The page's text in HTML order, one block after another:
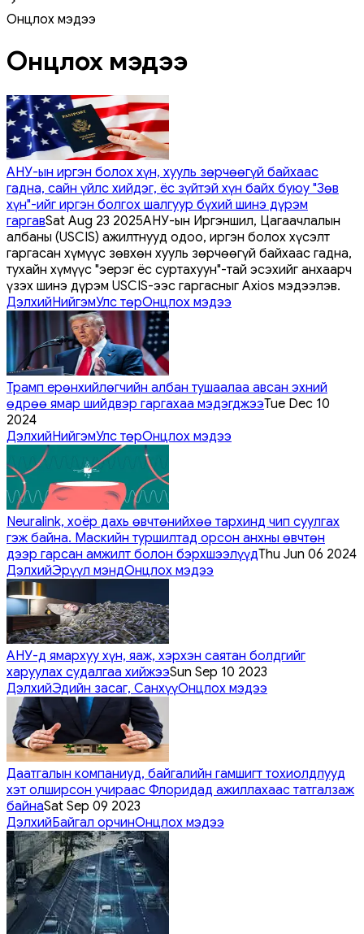
Онцлох мэдээ
Онцлох мэдээ
АНУ-ын иргэн болох хүн, хууль зөрчөөгүй байхаас
гадна, сайн үйлс хийдэг, ёс зүйтэй хүн байх буюу "Зөв
хүн"-ийг иргэн болгох шалгуур бүхий шинэ дүрэм
гаргавSat Aug 23 2025АНУ-ын Иргэншил, Цагаачлалын
албаны (USCIS) ажилтнууд одоо, иргэн болох хүсэлт
гаргасан хүмүүс зөвхөн хууль зөрчөөгүй байхаас гадна,
тухайн хүмүүс "эерэг ёс суртахуун"-тай эсэхийг анхаарч
үзэх шинэ дүрэм USCIS-ээс гаргасныг Axios мэдээлэв.
ДэлхийНийгэмУлс төрОнцлох мэдээ
Трамп ерөнхийлөгчийн албан тушаалаа авсан эхний
өдрөө ямар шийдвэр гаргахаа мэдэгджээTue Dec 10
2024
ДэлхийНийгэмУлс төрОнцлох мэдээ
Neuralink, хоёр дахь өвчтөнийхөө тархинд чип суулгах
гэж байна. Маскийн туршилтад орсон анхны өвчтөн
дээр гарсан амжилт болон бэрхшээлүүдThu Jun 06 2024
ДэлхийЭрүүл мэндОнцлох мэдээ
АНУ-д ямархуу хүн, яаж, хэрхэн саятан болдгийг
харуулах судалгаа хийжээSun Sep 10 2023
ДэлхийЭдийн засаг, СанхүүОнцлох мэдээ
Даатгалын компаниуд, байгалийн гамшигт тохиолдлууд
хэт олширсон учираас Флоридад ажиллахаас татгалзаж
байнаSat Sep 09 2023
ДэлхийБайгал орчинОнцлох мэдээ